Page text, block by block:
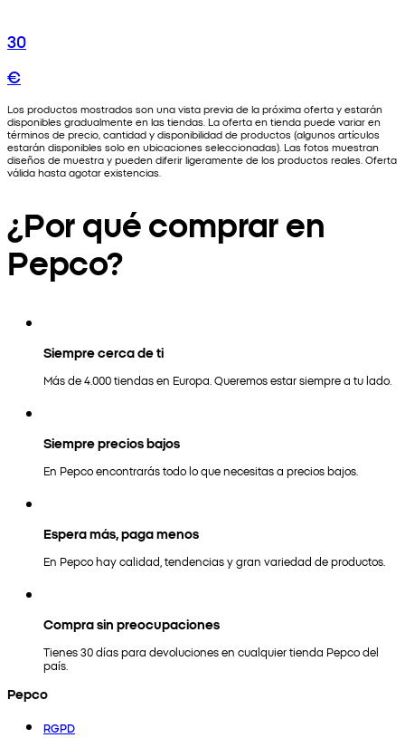
30
€
Los productos mostrados son una vista previa de la próxima oferta y estarán
disponibles gradualmente en las tiendas. La oferta en tienda puede variar en
términos de precio, cantidad y disponibilidad de productos (algunos artículos
estarán disponibles solo en ubicaciones seleccionadas). Las fotos muestran
diseños de muestra y pueden diferir ligeramente de los productos reales. Oferta
válida hasta agotar existencias.
¿Por qué comprar en
Pepco?
Siempre cerca de ti
Más de 4.000 tiendas en Europa. Queremos estar siempre a tu lado.
Siempre precios bajos
En Pepco encontrarás todo lo que necesitas a precios bajos.
Espera más, paga menos
En Pepco hay calidad, tendencias y gran variedad de productos.
Compra sin preocupaciones
Tienes 30 días para devoluciones en cualquier tienda Pepco del
país.
Pepco
RGPD